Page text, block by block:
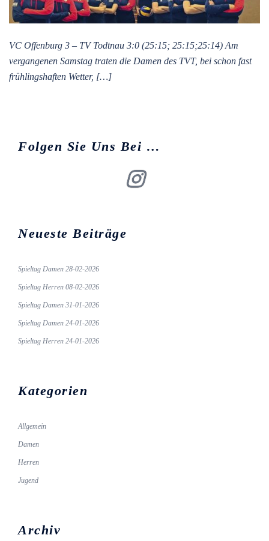
VC Offenburg 3 – TV Todtnau 3:0 (25:15; 25:15;25:14) Am
vergangenen Samstag traten die Damen des TVT, bei schon fast
frühlingshaften Wetter, […]
Folgen Sie Uns Bei …
Insta
Neueste Beiträge
Spieltag Damen 28-02-2026
Spieltag Herren 08-02-2026
Spieltag Damen 31-01-2026
Spieltag Damen 24-01-2026
Spieltag Herren 24-01-2026
Kategorien
Allgemein
Damen
Herren
Jugend
Archiv